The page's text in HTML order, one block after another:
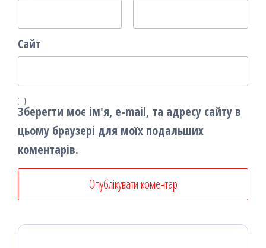
Сайт
Зберегти моє ім'я, e-mail, та адресу сайту в
цьому браузері для моїх подальших
коментарів.